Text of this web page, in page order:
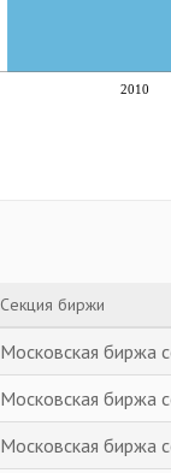
2010
Секция биржи
Московская биржа
Московская биржа
Московская биржа